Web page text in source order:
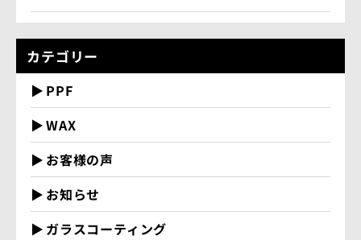
カテゴリー
PPF
WAX
お客様の声
お知らせ
ガラスコーティング